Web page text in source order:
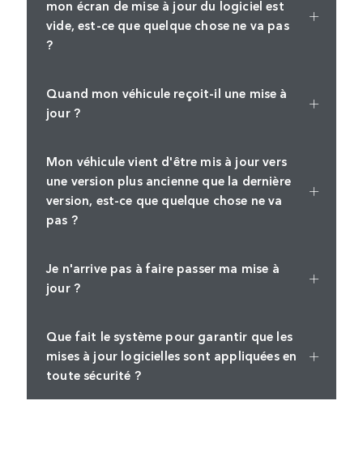
mon écran de mise à jour du logiciel est
vide, est-ce que quelque chose ne va pas
?
Quand mon véhicule reçoit-il une mise à
jour ?
Mon véhicule vient d'être mis à jour vers
une version plus ancienne que la dernière
version, est-ce que quelque chose ne va
pas ?
Je n'arrive pas à faire passer ma mise à
jour ?
Que fait le système pour garantir que les
mises à jour logicielles sont appliquées en
toute sécurité ?